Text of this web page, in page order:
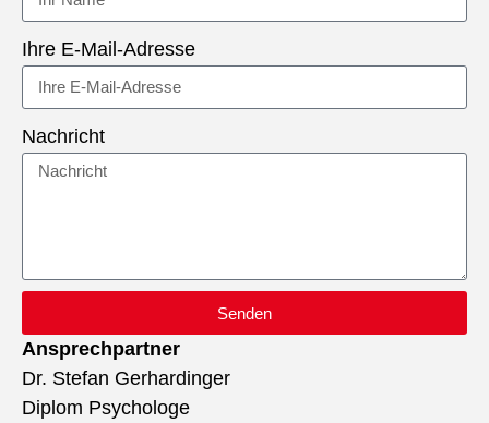
Ihre E-Mail-Adresse
Nachricht
Senden
Ansprechpartner
Dr. Stefan Gerhardinger
Diplom Psychologe